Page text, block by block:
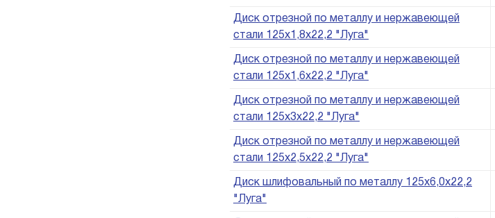
Диск отрезной по металлу и нержавеющей
стали 125х1,8х22,2 "Луга"
Диск отрезной по металлу и нержавеющей
стали 125х1,6х22,2 "Луга"
Диск отрезной по металлу и нержавеющей
стали 125х3х22,2 "Луга"
Диск отрезной по металлу и нержавеющей
стали 125х2,5х22,2 "Луга"
Диск шлифовальный по металлу 125х6,0х22,2
"Луга"